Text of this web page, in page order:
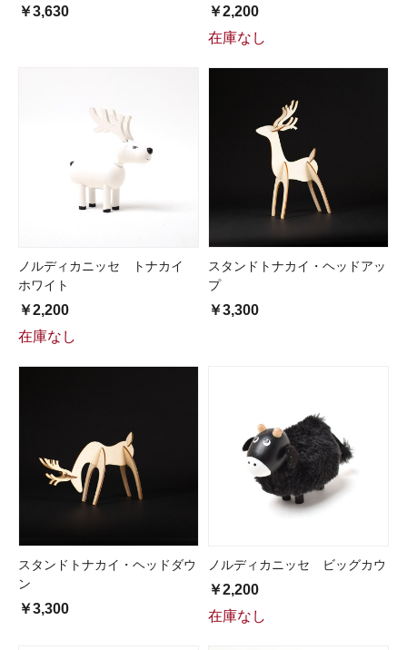
￥3,630
￥2,200
在庫なし
ノルディカニッセ トナカイ
ホワイト
￥2,200
在庫なし
スタンドトナカイ・ヘッドアッ
プ
￥3,300
スタンドトナカイ・ヘッドダウ
ン
￥3,300
ノルディカニッセ ビッグカウ
￥2,200
在庫なし